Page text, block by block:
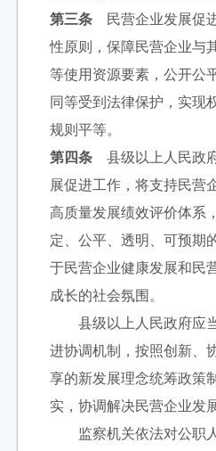
第三条 民营企业发展促
性原则，保障民营企业与
等使用资源要素，公开公
同等受到法律保护，实现
规则平等。
第四条 县级以上人民政
展促进工作，将支持民营
高质量发展绩效评价体系
定、公平、透明、可预期
于民营企业健康发展和民
成长的社会氛围。
县级以上人民政府应当
进协调机制，按照创新、
享的新发展理念统筹政策
实，协调解决民营企业发
监察机关依法对公职人